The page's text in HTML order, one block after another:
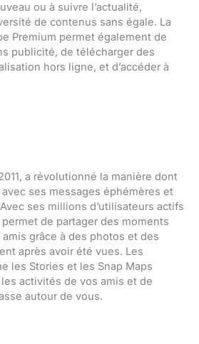
ou à suivre l’actualité,
de contenus sans égale. La
Premium permet également de
publicité, de télécharger des
hors ligne, et d’accéder à
a révolutionné la manière dont
ses messages éphémères et
ses millions d’utilisateurs actifs
de partager des moments
grâce à des photos et des
après avoir été vues. Les
les Stories et les Snap Maps
activités de vos amis et de
autour de vous.